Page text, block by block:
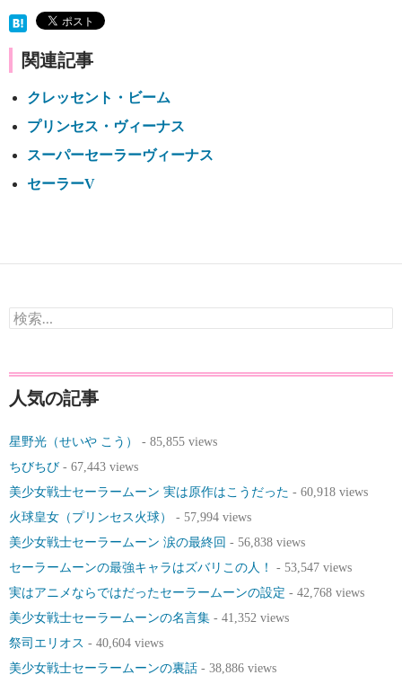
関連記事
クレッセント・ビーム
プリンセス・ヴィーナス
スーパーセーラーヴィーナス
セーラーV
検
索:
人気の記事
星野光（せいや こう）
- 85,855 views
ちびちび - 67,443 views
美少女戦士セーラームーン 実は原作はこうだった - 60,918 views
火球皇女（プリンセス火球）
- 57,994 views
美少女戦士セーラームーン 涙の最終回 - 56,838 views
セーラームーンの最強キャラはズバリこの人！
- 53,547 views
実はアニメならではだったセーラームーンの設定 - 42,768 views
美少女戦士セーラームーンの名言集 - 41,352 views
祭司エリオス - 40,604 views
美少女戦士セーラームーンの裏話 - 38,886 views